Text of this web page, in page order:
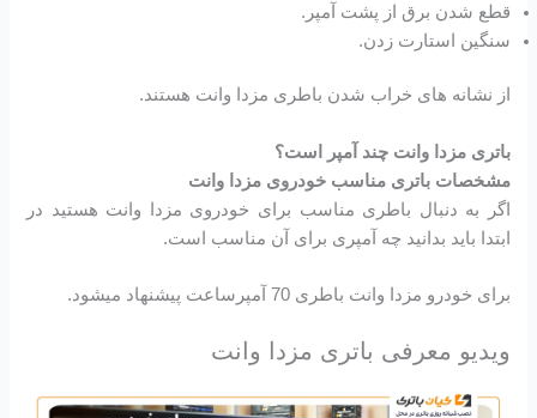
قطع شدن برق از پشت آمپر.
سنگین استارت زدن.
از نشانه های خراب شدن باطری مزدا وانت هستند.
باتری مزدا وانت چند آمپر است؟
مشخصات باتری مناسب خودروی مزدا وانت
اگر به دنبال باطری مناسب برای خودروی مزدا وانت هستید در
ابتدا باید بدانید چه آمپری برای آن مناسب است.
برای خودرو مزدا وانت باطری 70 آمپرساعت پیشنهاد میشود.
ویدیو معرفی باتری مزدا وانت